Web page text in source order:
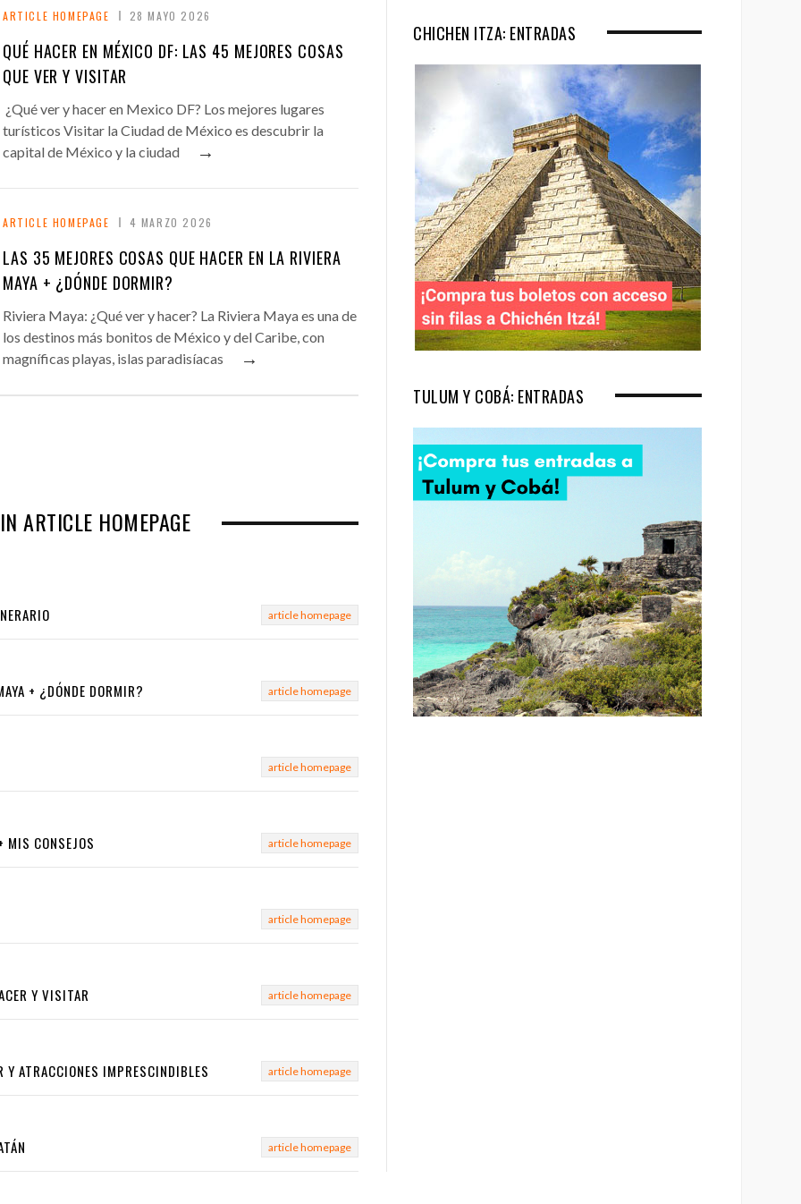
ARTICLE HOMEPAGE 28 MAYO 2026
QUÉ HACER EN MÉXICO DF: LAS 45 MEJORES COSAS
QUE VER Y VISITAR
¿Qué ver y hacer en Mexico DF? Los mejores lugares
turísticos Visitar la Ciudad de México es descubrir la
capital de México y la ciudad
→
ARTICLE HOMEPAGE 4 MARZO 2026
LAS 35 MEJORES COSAS QUE HACER EN LA RIVIERA
MAYA + ¿DÓNDE DORMIR?
Riviera Maya: ¿Qué ver y hacer? La Riviera Maya es una de
los destinos más bonitos de México y del Caribe, con
magníficas playas, islas paradisíacas
→
ARTICLE HOMEPAGE
article homepage
+ ¿DÓNDE DORMIR? article homepage
article homepage
MIS CONSEJOS article homepage
article homepage
Y VISITAR article homepage
ATRACCIONES IMPRESCINDIBLES article homepage
article homepage
CHICHEN ITZA: ENTRADAS
TULUM Y COBÁ: ENTRADAS